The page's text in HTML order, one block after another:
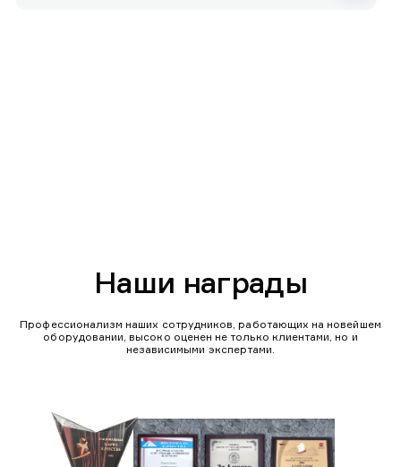
Наши награды
Профессионализм наших сотрудников, работающих на новейшем
оборудовании, высоко оценен не только клиентами, но и
независимыми экспертами.